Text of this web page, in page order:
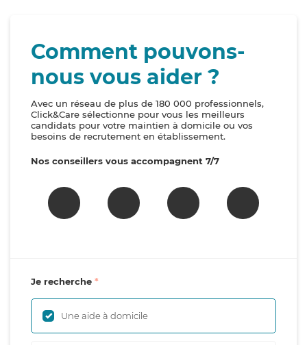
Comment pouvons-
nous vous aider ?
Avec un réseau de plus de 180 000 professionnels,
Click&Care sélectionne pour vous les meilleurs
candidats pour votre maintien à domicile ou vos
besoins de recrutement en établissement.
Nos conseillers vous accompagnent 7/7
Je recherche
Une aide à domicile